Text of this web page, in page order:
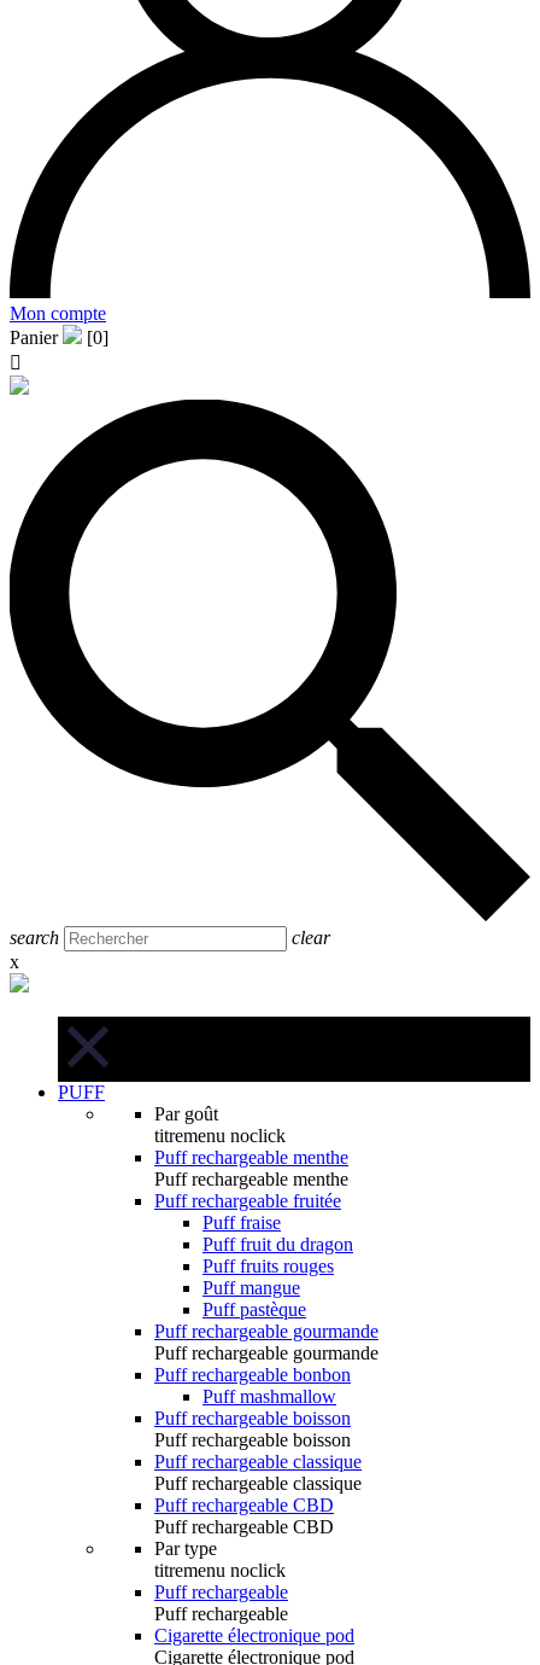
Mon compte
Panier
[0]

search
clear
x
PUFF
Par goût
titremenu noclick
Puff rechargeable menthe
Puff rechargeable menthe
Puff rechargeable fruitée
Puff fraise
Puff fruit du dragon
Puff fruits rouges
Puff mangue
Puff pastèque
Puff rechargeable gourmande
Puff rechargeable gourmande
Puff rechargeable bonbon
Puff mashmallow
Puff rechargeable boisson
Puff rechargeable boisson
Puff rechargeable classique
Puff rechargeable classique
Puff rechargeable CBD
Puff rechargeable CBD
Par type
titremenu noclick
Puff rechargeable
Puff rechargeable
Cigarette électronique pod
Cigarette électronique pod